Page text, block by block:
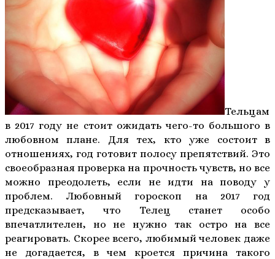
Тельцам
в 2017 году не стоит ожидать чего-то большого в
любовном плане. Для тех, кто уже состоит в
отношениях, год готовит полосу препятствий. Это
своеобразная проверка на прочность чувств, но все
можно преодолеть, если не идти на поводу у
проблем. Любовный гороскоп на 2017 год
предсказывает, что Телец станет особо
впечатлителен, но не нужно так остро на все
реагировать. Скорее всего, любимый человек даже
не догадается, в чем кроется причина такого